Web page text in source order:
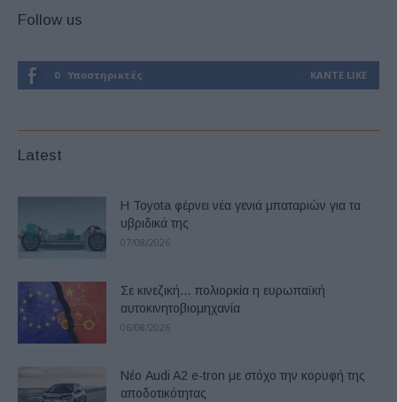
Follow us
0 Υποστηρικτές ΚΆΝΤΕ LIKE
Latest
Η Toyota φέρνει νέα γενιά μπαταριών για τα
υβριδικά της
07/08/2026
Σε κινεζική… πολιορκία η ευρωπαϊκή
αυτοκινητοβιομηχανία
06/08/2026
Νέο Audi A2 e-tron με στόχο την κορυφή της
αποδοτικότητας